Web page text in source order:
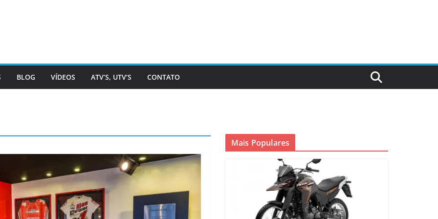
BLOG VÍDEOS ATV’S, UTV’S CONTATO
Mais Populares